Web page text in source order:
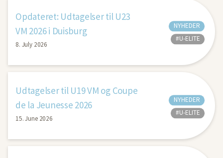
Opdateret: Udtagelser til U23
VM 2026 i Duisburg
8. July 2026
NYHEDER
#U-ELITE
Udtagelser til U19 VM og Coupe
de la Jeunesse 2026
15. June 2026
NYHEDER
#U-ELITE